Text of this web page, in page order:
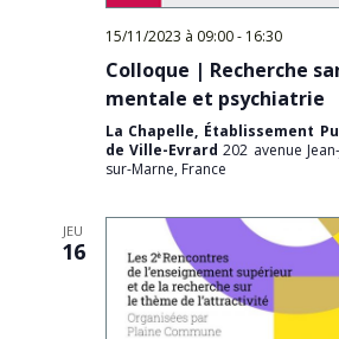
15/11/2023 à 09:00- 16:30
Colloque | Recherche
mentale et psychiatrie
La Chapelle, Établissement
de Ville-Evrard202 avenue
sur-Marne, France
JEU
16